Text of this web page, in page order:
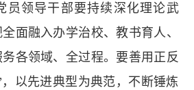
员领导干部要持续深化理论武
面融入办学治校、教书育人、
各领域、全过程。要善用正反
以先进典型为典范，不断锤炼